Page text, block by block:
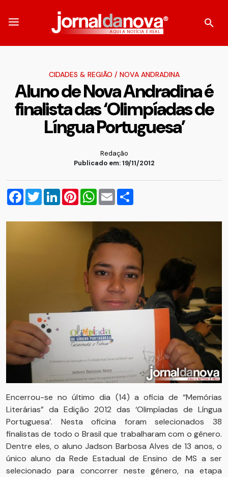
CIDADES & REGIÃO / NOVA ANDRADINA
Aluno de Nova Andradina é
finalista das ‘Olimpíadas de
Língua Portuguesa’
Redação
Publicado em: 19/11/2012
Facebook
TwitterLinkedInPinterestWhatsApp
Email
Encerrou-se no último dia (14) a oficia de “Memórias
Literárias” da Edição 2012 das ‘Olimpíadas de Língua
Portuguesa’. Nesta oficina foram selecionados 38
finalistas de todo o Brasil que trabalharam com o gênero.
Dentre eles, o aluno Jadson Barbosa Alves de 13 anos, o
único aluno da Rede Estadual de Ensino de MS a ser
selecionado para concorrer neste gênero, na etapa